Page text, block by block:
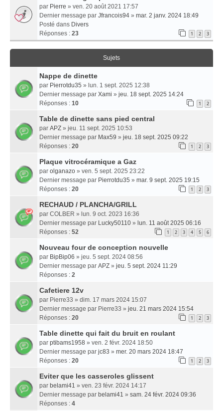
par Pierre » ven. 20 août 2021 17:57
Dernier message par Jfrancois94 » mar. 2 janv. 2024 18:49
Posté dans Divers
Réponses : 23 1 2 3
Sujets
Nappe de dinette
par Pierrotdu35 » lun. 1 sept. 2025 12:38
Dernier message par Xami » jeu. 18 sept. 2025 14:24
Réponses : 10 1 2
Table de dinette sans pied central
par APZ » jeu. 11 sept. 2025 10:53
Dernier message par Max59 » jeu. 18 sept. 2025 09:22
Réponses : 20 1 2 3
Plaque vitrocéramique a Gaz
par olganazo » ven. 5 sept. 2025 23:22
Dernier message par Pierrotdu35 » mar. 9 sept. 2025 19:15
Réponses : 20 1 2 3
RECHAUD / PLANCHA/GRILL
par COLBER » lun. 9 oct. 2023 16:36
Dernier message par Lucky50110 » lun. 11 août 2025 06:16
Réponses : 52 1 2 3 4 5 6
Nouveau four de conception nouvelle
par BipBip06 » jeu. 5 sept. 2024 08:56
Dernier message par APZ » jeu. 5 sept. 2024 11:29
Réponses : 2
Cafetiere 12v
par Pierre33 » dim. 17 mars 2024 15:07
Dernier message par Pierre33 » jeu. 21 mars 2024 15:54
Réponses : 20 1 2 3
Table dinette qui fait du bruit en roulant
par ptibams1958 » ven. 2 févr. 2024 18:50
Dernier message par jc83 » mer. 20 mars 2024 18:47
Réponses : 20 1 2 3
Eviter que les casseroles glissent
par belami41 » ven. 23 févr. 2024 14:17
Dernier message par belami41 » sam. 24 févr. 2024 09:36
Réponses : 4